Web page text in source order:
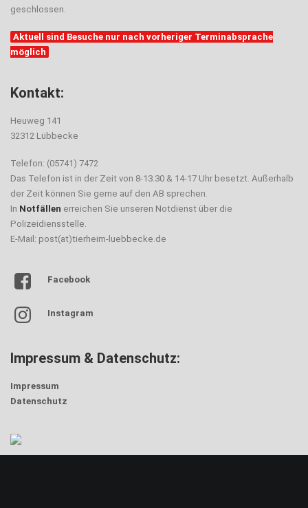
geschlossen.
Aktuell sind Besuche nur nach vorheriger Terminabsprache
möglich
Kontakt:
Heuweg 141
32312 Lübbecke
Telefon: (05741) 7472
Das Telefon ist in der Zeit von 8-13.30 & 14-17 Uhr besetzt. Außerhalb
der Zeit können Sie gerne auf den AB sprechen.
In Notfällen erreichen Sie unseren Notdienst über die
Polizeidiensstelle.
E-Mail: post(at)tierheim-luebbecke.de
Facebook
Instagram
Impressum & Datenschutz:
Impressum
Datenschutz